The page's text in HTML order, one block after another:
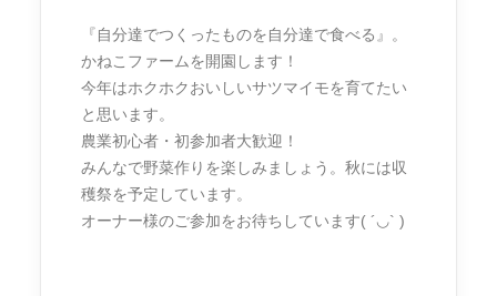
『自分達でつくったものを自分達で食べる』。
かねこファームを開園します！
今年はホクホクおいしいサツマイモを育てたい
と思います。
農業初心者・初参加者大歓迎！
みんなで野菜作りを楽しみましょう。秋には収
穫祭を予定しています。
オーナー様のご参加をお待ちしています( ´◡` )